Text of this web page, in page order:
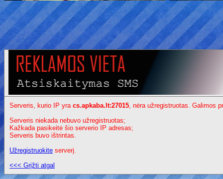
Serveris, kurio IP yra cs.apkaba.lt:27015, nėra užregistruotas. Galimos
Serveris niekada nebuvo užregistruotas;
Kažkada pasikeitė šio serverio IP adresas;
Serveris buvo ištrintas.
Užregistruokite serverį.
<<< Grįžti atgal